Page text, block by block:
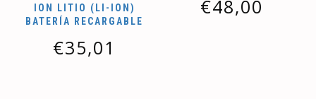
ION LITIO (LI-ION)
BATERÍA RECARGABLE
€35,01
€48,00